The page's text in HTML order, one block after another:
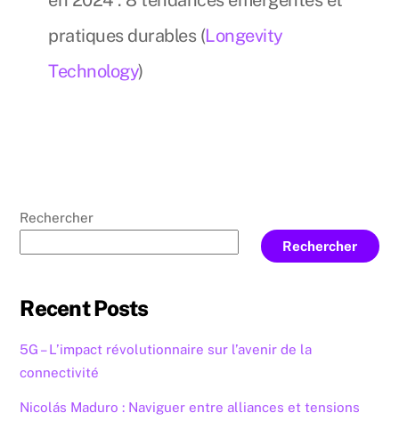
pratiques durables (Longevity
Technology)
Rechercher
Rechercher
Recent Posts
5G – L’impact révolutionnaire sur l’avenir de la
connectivité
Nicolás Maduro : Naviguer entre alliances et tensions